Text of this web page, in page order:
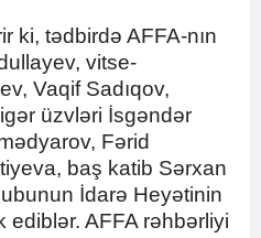
ki, tədbirdə AFFA-nın
vitse-
Vaqif Sadıqov,
üzvləri İsgəndər
Fərid
baş katib Sərxan
İdarə Heyətinin
ediblər. AFFA rəhbərliyi